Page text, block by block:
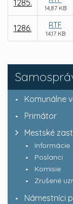
Komunálne
Primátor
Mestské
Informácie
Poslanci
Komisie
Zrušené
Námestníci
1285.
14,87 KB
1286. RTF
14,17 KB